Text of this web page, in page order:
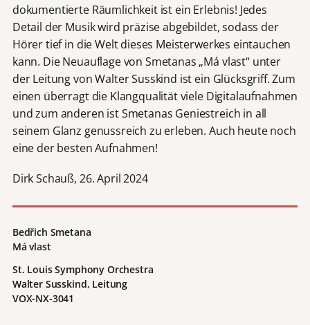
dokumentierte Räumlichkeit ist ein Erlebnis! Jedes
Detail der Musik wird präzise abgebildet, sodass der
Hörer tief in die Welt dieses Meisterwerkes eintauchen
kann. Die Neuauflage von Smetanas „Má vlast“ unter
der Leitung von Walter Susskind ist ein Glücksgriff. Zum
einen überragt die Klangqualität viele Digitalaufnahmen
und zum anderen ist Smetanas Geniestreich in all
seinem Glanz genussreich zu erleben. Auch heute noch
eine der besten Aufnahmen!
Dirk Schauß, 26. April 2024
Bedřich Smetana
Má vlast
St. Louis Symphony Orchestra
Walter Susskind, Leitung
VOX-NX-3041